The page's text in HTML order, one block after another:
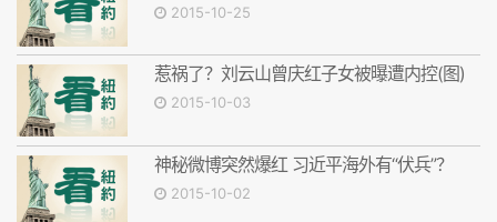
2015-10-25
惹祸了？刘云山曾庆红子女被曝遭内控(图)
2015-10-03
神秘微博突然爆红 习近平海外有“伏兵”？
2015-10-02